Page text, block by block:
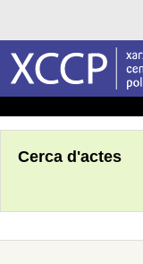
Cerca d'actes